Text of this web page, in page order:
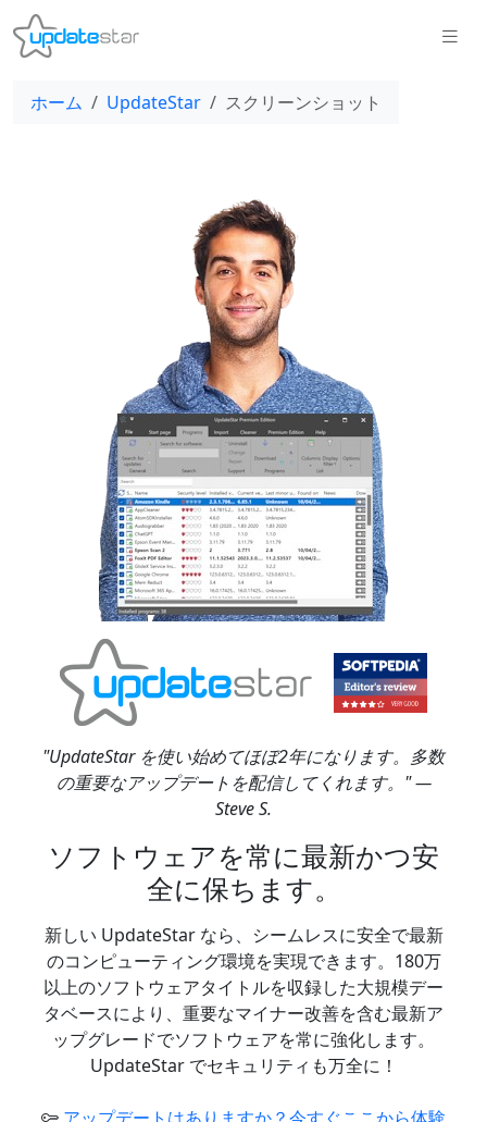
ホーム UpdateStar スクリーンショット
"UpdateStar を使い始めてほぼ2年になります。多数
の重要なアップデートを配信してくれます。" —
Steve S.
ソフトウェアを常に最新かつ安
全に保ちます。
新しい UpdateStar なら、シームレスに安全で最新
のコンピューティング環境を実現できます。180万
以上のソフトウェアタイトルを収録した大規模デー
タベースにより、重要なマイナー改善を含む最新ア
ップグレードでソフトウェアを常に強化します。
UpdateStar でセキュリティも万全に！